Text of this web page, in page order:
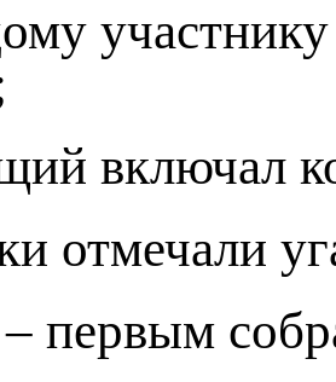
включал
отмечали
– первым